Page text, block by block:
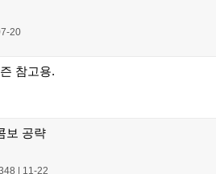
20
참고용.
보 공략
11-22